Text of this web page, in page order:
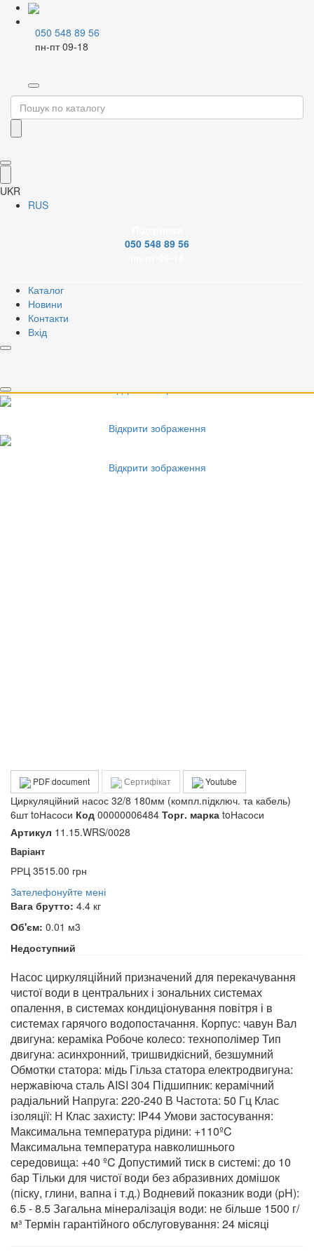
050 548 89 56
пн-пт 09-18
UKR
RUS
050 548 89 56
Каталог
Новини
Контакти
Вхід
Home Насосна техніка
Відкрити зображення
Відкрити зображення
Відкрити зображення
PDF document Сертифікат Youtube
Циркуляційний насос 32/8 180мм (компл.підключ. та кабель)
6шт toНасоси Код 00000006484 Торг. марка toНасоси
Артикул 11.15.WRS/0028
Варіант
РРЦ 3515.00 грн
Зателефонуйте мені
Вага брутто: 4.4 кг
Об'єм: 0.01 м3
Недоступний
Насос циркуляційний призначений для перекачування
чистої води в центральних і зональних системах
опалення, в системах кондиціонування повітря і в
системах гарячого водопостачання. Корпус: чавун Вал
двигуна: кераміка Робоче колесо: технополімер Тип
двигуна: асинхронний, тришвидкісний, безшумний
Обмотки статора: мідь Гільза статора електродвигуна:
нержавіюча сталь AISI 304 Підшипник: керамічний
радіальний Напруга: 220-240 В Частота: 50 Гц Клас
ізоляції: Н Клас захисту: IP44 Умови застосування:
Максимальна температура рідини: +110ºC
Максимальна температура навколишнього
середовища: +40 ºC Допустимий тиск в системі: до 10
бар Тільки для чистої води без абразивних домішок
(піску, глини, вапна і т.д.) Водневий показник води (pH):
6.5 - 8.5 Загальна мінералізація води: не більше 1500 г/
м³ Термін гарантійного обслуговування: 24 місяці